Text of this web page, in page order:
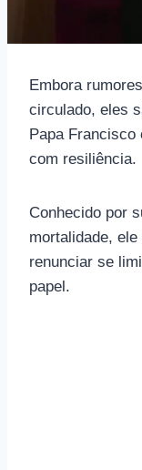
Embora
circulado, eles
Papa Francisco
com resiliência.
Conhecido por
mortalidade,
renunciar se
papel.